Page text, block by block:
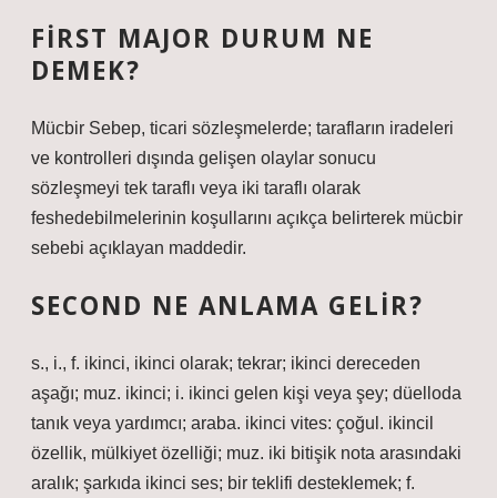
FIRST MAJOR DURUM NE
DEMEK?
Mücbir Sebep, ticari sözleşmelerde; tarafların iradeleri
ve kontrolleri dışında gelişen olaylar sonucu
sözleşmeyi tek taraflı veya iki taraflı olarak
feshedebilmelerinin koşullarını açıkça belirterek mücbir
sebebi açıklayan maddedir.
SECOND NE ANLAMA GELIR?
s., i., f. ikinci, ikinci olarak; tekrar; ikinci dereceden
aşağı; muz. ikinci; i. ikinci gelen kişi veya şey; düelloda
tanık veya yardımcı; araba. ikinci vites: çoğul. ikincil
özellik, mülkiyet özelliği; muz. iki bitişik nota arasındaki
aralık; şarkıda ikinci ses; bir teklifi desteklemek; f.